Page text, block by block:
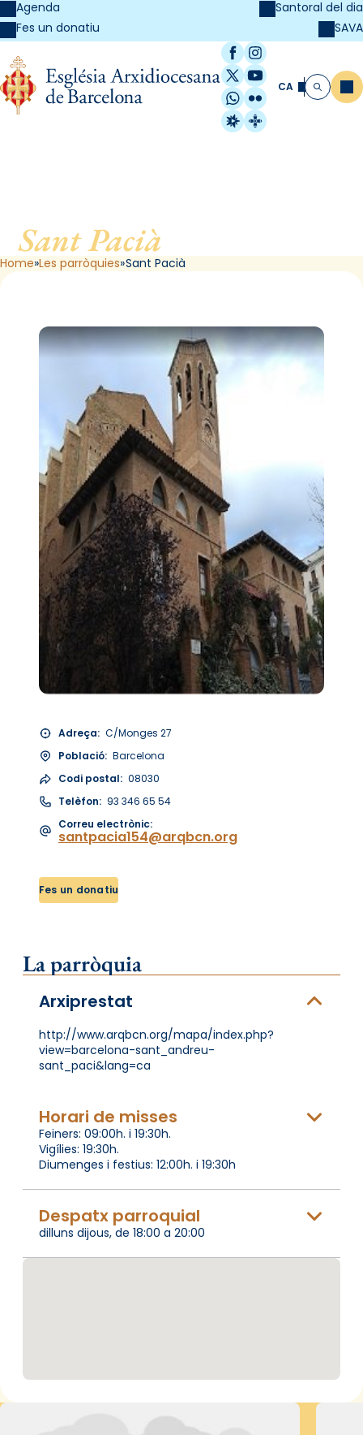
Agenda
Fes un donatiu
Santoral del dia
SAVA
Facebook
Instagram
X / Twitter
YouTube
WhatsApp
Flickr
Radio Estel
Catalunya
CA Cerca
Sant Pacià
Home Les parròquies Sant Pacià
Adreça: C/Monges 27
Població: Barcelona
Codi postal: 08030
Telèfon: 93 346 65 54
Correu electrònic:
santpacia154@arqbcn.org
Fes un donatiu
La parròquia
Arxiprestat
http://www.arqbcn.org/mapa/index.php?
view=barcelona-sant_andreu-
sant_paci&lang=ca
Horari de misses
Feiners: 09:00h. i 19:30h.
Vigílies: 19:30h.
Diumenges i festius: 12:00h. i 19:30h
Despatx parroquial
dilluns dijous, de 18:00 a 20:00